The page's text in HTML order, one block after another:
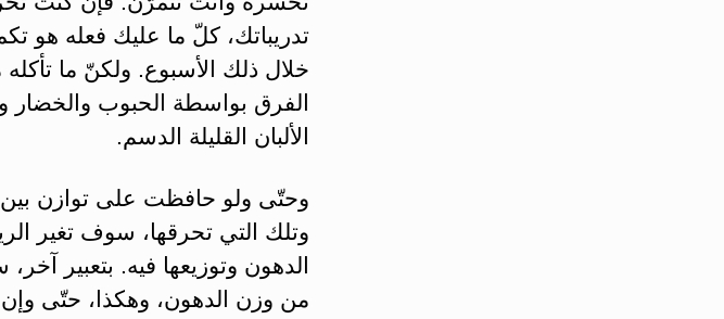
تدريباتك، كلّ ما عليك فعله هو
خلال ذلك الأسبوع. ولكنّ ما
الفرق بواسطة الحبوب والخضار
الألبان القليلة الدسم.
وحتّى ولو حافظت على توازن بين
وتلك التي تحرقها، سوف تغير
الدهون وتوزيعها فيه. بتعبير
من وزن الدهون، وهكذا، حتّى